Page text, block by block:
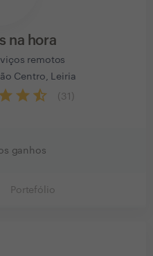
na hora
remotos
Centro, Leiria
31
ganhos
Portefólio